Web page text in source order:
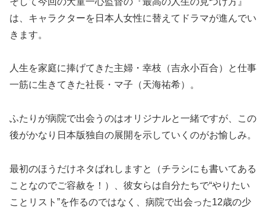
は、キャラクターを日本人女性に替えてドラマが進んでい
きます。
人生を家庭に捧げてきた主婦・幸枝（吉永小百合）と仕事
一筋に生きてきた社長・マ子（天海祐希）。
ふたりが病院で出会うのはオリジナルと一緒ですが、この
後がかなり日本版独自の展開を示していくのがお愉しみ。
最初のほうだけネタばれしますと（チラシにも書いてある
ことなのでご容赦を！）、彼女らは自分たちで“やりたい
ことリスト”を作るのではなく、病院で出会った12歳の少